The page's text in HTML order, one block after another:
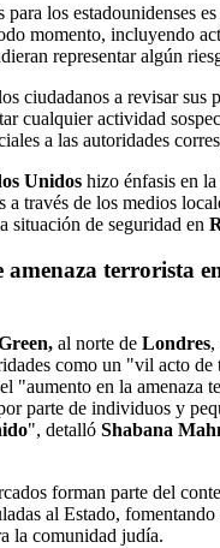
para los estadounidenses
momento, incluyendo
representar algún
ciudadanos a revisar sus
cualquier actividad
a las autoridades
Unidos hizo énfasis en
a través de los medios
situación de seguridad en
terrorista
al norte de Londres,
como un "vil acto de
"aumento en la amenaza
parte de individuos y
", detalló Shabana
forman parte del
al Estado, fomentando
la comunidad judía.